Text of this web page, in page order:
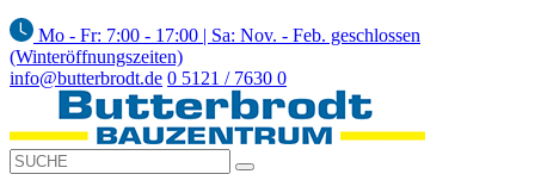
Mo - Fr: 7:00 - 17:00 | Sa: Nov. - Feb. geschlossen
(Winteröffnungszeiten)
info@butterbrodt.de 0 5121 / 7630 0